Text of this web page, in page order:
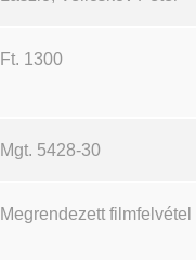
Ft. 1300
Mgt. 5428-30
Megrendezett filmfelvétel